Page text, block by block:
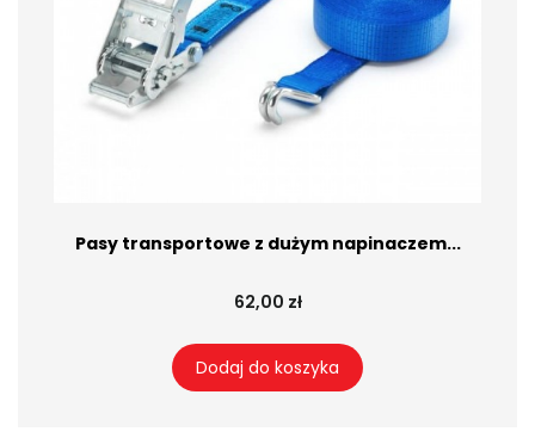
Pasy transportowe z dużym napinaczem...
62,00 zł
Dodaj do koszyka